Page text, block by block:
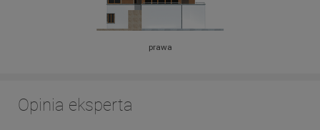
prawa
Opinia eksperta